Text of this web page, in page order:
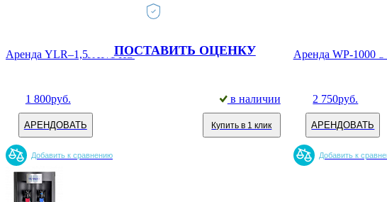
ПОСТАВИТЬ ОЦЕНКУ
Аренда YLR–1,5JXP/1 ПЭ
1 800руб. в наличии
АРЕНДОВАТЬ Купить в 1 клик
Добавить к сравнению
Аренда WP-1000
2 750руб.
АРЕНДОВАТЬ
Добавить к